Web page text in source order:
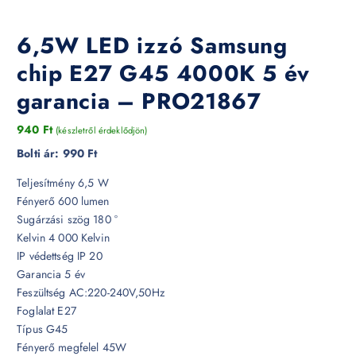
6,5W LED izzó Samsung
chip E27 G45 4000K 5 év
garancia – PRO21867
940 Ft (készletről érdeklődjön)
Bolti ár: 990 Ft
Teljesítmény 6,5 W
Fényerő 600 lumen
Sugárzási szög 180 °
Kelvin 4 000 Kelvin
IP védettség IP 20
Garancia 5 év
Feszültség AC:220-240V,50Hz
Foglalat E27
Típus G45
Fényerő megfelel 45W